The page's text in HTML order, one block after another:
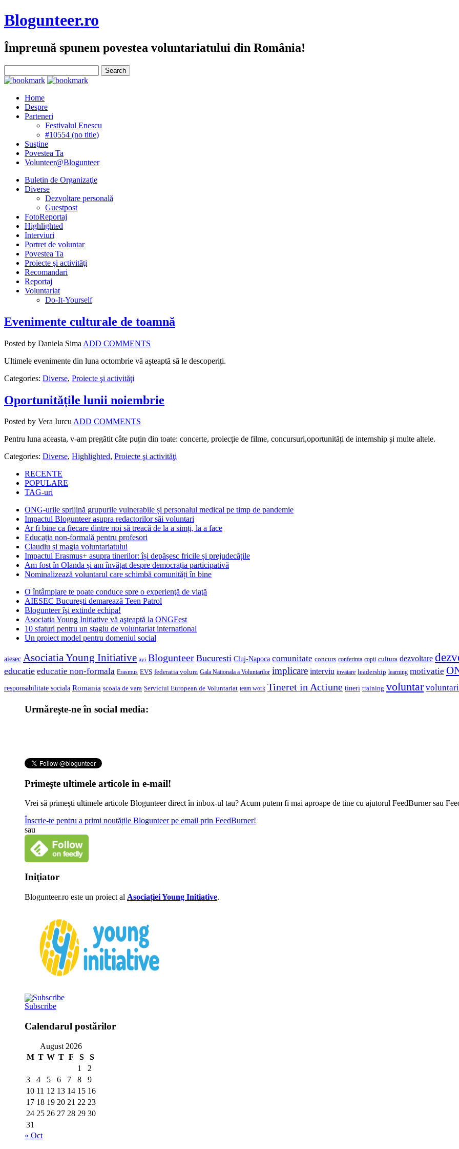
Blogunteer.ro
Împreună spunem povestea voluntariatului din România!
Home
Despre
Parteneri
Festivalul Enescu
#10554 (no title)
Susţine
Povestea Ta
Volunteer@Blogunteer
Buletin de Organizaţie
Diverse
Dezvoltare personală
Guestpost
FotoReportaj
Highlighted
Interviuri
Portret de voluntar
Povestea Ta
Proiecte şi activităţi
Recomandari
Reportaj
Voluntariat
Do-It-Yourself
Evenimente culturale de toamnă
Posted by Daniela Sima ADD COMMENTS
Ultimele evenimente din luna octombrie vă așteaptă să le descoperiți.
Categories: Diverse, Proiecte şi activităţi
Oportunitățile lunii noiembrie
Posted by Vera IurcuADD COMMENTS
Pentru luna aceasta, v-am pregătit câte puțin din toate: concerte, proiecție de filme, concursuri,oportunități de internship și multe altele.
Categories: Diverse, Highlighted, Proiecte şi activităţi
RECENTE
POPULARE
TAG-uri
ONG-urile sprijină grupurile vulnerabile și personalul medical pe timp de pandemie
Impactul Blogunteer asupra redactorilor săi voluntari
Ar fi bine ca fiecare dintre noi să treacă de la a simți, la a face
Educația non-formală pentru profesori
Claudiu și magia voluntariatului
Impactul Erasmus+ asupra tinerilor: își depășesc fricile și prejudecățile
Am fost în Olanda și am învățat despre democrația participativă
Nominalizează voluntarul care schimbă comunități în bine
O întâmplare te poate conduce spre o experienţă de viaţă
AIESEC Bucureşti demarează Teen Patrol
Blogunteer îşi extinde echipa!
Asociatia Young Initiative vă aşteaptă la ONGFest
10 sfaturi pentru un stagiu de voluntariat international
Un proiect model pentru domeniul social
aiesec Asociatia Young Initiative ayi Blogunteer Bucuresti Cluj-Napoca comunitate concurs conferinta copii cultura dezvoltare
educatie educatie non-formala Erasmus EVS federatia volum Gala Nationala a Voluntarilor implicare interviu invatare leadership learning motivatie
responsabilitate sociala Romania scoala de vara Serviciul European de Voluntariat team work Tineret in Actiune tineri training voluntar voluntari
Urmăreşte-ne în social media:
Primeşte ultimele articole în e-mail!
Vrei să primeşti ultimele articole Blogunteer direct în inbox-ul tau? Acum putem fi mai aproape de tine cu ajutorul FeedBurner sau
Înscrie-te pentru a primi noutățile Blogunteer pe email prin FeedBurner!
sau
Iniţiator
Blogunteer.ro este un proiect al Asociației Young Initiative.
Subscribe
Calendarul postărilor
August 2026
M T W T F S
S
1
2
3
4 5 6 7 8
9
10 11 12 13 14 15 16
17 18 19 20 21 22 23
24 25 26 27 28 29 30
31
« Oct